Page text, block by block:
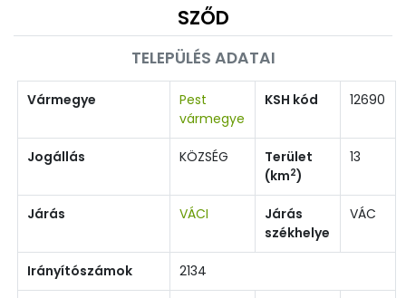
SZŐD
TELEPÜLÉS ADATAI
Vármegye
Pest
vármegye
KSH kód 12690
Jogállás KÖZSÉG
Terület
(km2)
13
Járás VÁCI
Járás
székhelye
VÁC
Irányítószámok 2134